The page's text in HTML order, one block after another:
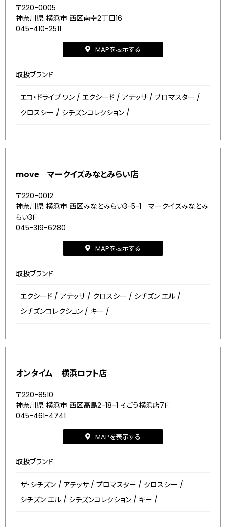
〒220-0005
神奈川県 横浜市 西区南幸2丁目16
045-410-2511
MAPを表示する
取扱ブランド
エコ・ドライブ ワン / エクシード / アテッサ / プロマスター /
クロスシー / シチズンコレクション /
move マークイズみなとみらい店
〒220-0012
神奈川県 横浜市 西区みなとみらい3-5-1 マークイズみなとみ
らい3Ｆ
045-319-6280
MAPを表示する
取扱ブランド
エクシード / アテッサ / クロスシー / シチズン エル /
シチズンコレクション / キー /
オンタイム 横浜ロフト店
〒220-8510
神奈川県 横浜市 西区高島2-18-1 そごう横浜店7Ｆ
045-461-4741
MAPを表示する
取扱ブランド
ザ・シチズン / アテッサ / プロマスター / クロスシー /
シチズン エル / シチズンコレクション / キー /